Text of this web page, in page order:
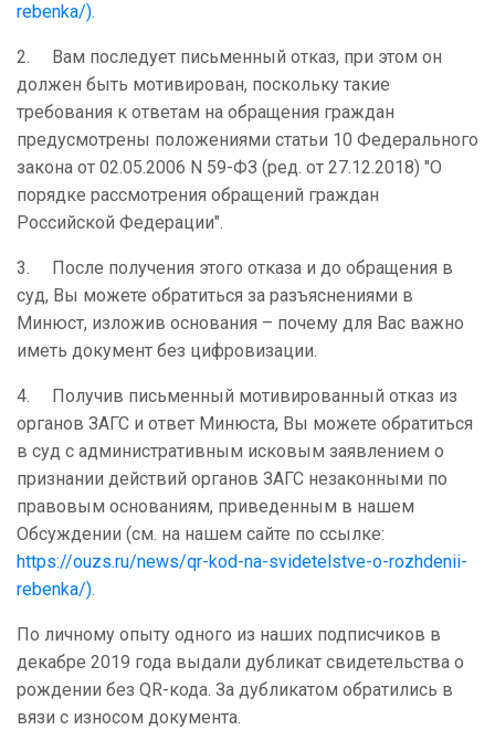
rebenka/).
2. Вам последует письменный отказ, при этом он
должен быть мотивирован, поскольку такие
требования к ответам на обращения граждан
предусмотрены положениями статьи 10 Федерального
закона от 02.05.2006 N 59-ФЗ (ред. от 27.12.2018) "О
порядке рассмотрения обращений граждан
Российской Федерации".
3. После получения этого отказа и до обращения в
суд, Вы можете обратиться за разъяснениями в
Минюст, изложив основания – почему для Вас важно
иметь документ без цифровизации.
4. Получив письменный мотивированный отказ из
органов ЗАГС и ответ Минюста, Вы можете обратиться
в суд с административным исковым заявлением о
признании действий органов ЗАГС незаконными по
правовым основаниям, приведенным в нашем
Обсуждении (см. на нашем сайте по ссылке:
https://ouzs.ru/news/qr-kod-na-svidetelstve-o-rozhdenii-
rebenka/).
По личному опыту одного из наших подписчиков в
декабре 2019 года выдали дубликат свидетельства о
рождении без QR-кода. За дубликатом обратились в
вязи с износом документа.